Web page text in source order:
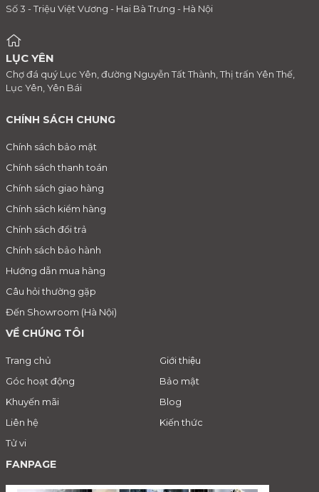
Số 3 - Triệu Việt Vương - Hai Bà Trưng - Hà Nội
LỤC YÊN
Chợ đá quý Lục Yên, đường Nguyễn Tất Thành, Thị trấn Yên Thế,
Lục Yên, Yên Bái
CHÍNH SÁCH CHUNG
Chính sách bảo mật
Chính sách thanh toán
Chính sách giao hàng
Chính sách kiểm hàng
Chính sách đổi trả
Chính sách bảo hành
Hướng dẫn mua hàng
Câu hỏi thường gặp
Đến Showroom (Hà Nội)
VỀ CHÚNG TÔI
Trang chủ
Giới thiệu
Góc hoạt động
Bảo mật
Khuyến mãi
Blog
Liên hệ
Kiến thức
Tử vi
FANPAGE